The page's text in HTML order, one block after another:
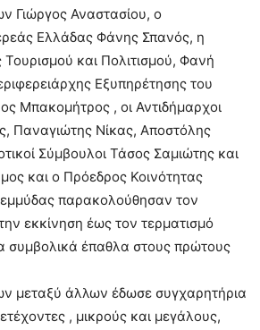
Γιώργος Αναστασίου, ο
Ελλάδας Φάνης Σπανός, η
Τουρισμού και Πολιτισμού, Φανή
Εξυπηρέτησης του
Μπακομήτρος , οι Αντιδήμαρχοι
Παναγιώτης Νίκας, Αποστόλης
Σύμβουλοι Τάσος Σαμιώτης και
και ο Πρόεδρος Κοινότητας
παρακολούθησαν τον
εκκίνηση έως τον τερματισμό
συμβολικά έπαθλα στους πρώτους
μεταξύ άλλων έδωσε συγχαρητήρια
, μικρούς και μεγάλους,